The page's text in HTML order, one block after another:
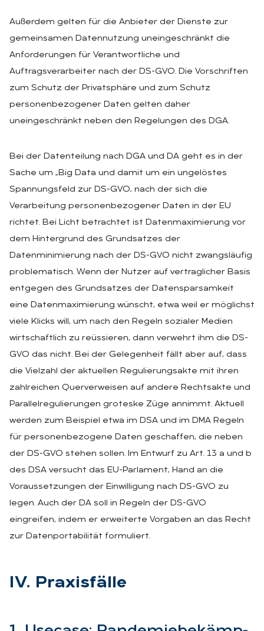
Außerdem gelten für die Anbieter der Dienste zur
gemeinsamen Datennutzung uneingeschränkt die
Anforderungen für Verantwortliche und
Auftragsverarbeiter nach der DS-GVO. Die Vorschriften
zum Schutz der Privatsphäre und zum Schutz
personenbezogener Daten gelten daher
uneingeschränkt neben den Regelungen des DGA.
Bei der Datenteilung nach DGA und DA geht es in der
Sache um „Big Data und damit um ein ungelöstes
Spannungsfeld zur DS-GVO, nach der sich die
Verarbeitung personenbezogener Daten in der EU
richtet. Bei Licht betrachtet ist Datenmaximierung vor
dem Hintergrund des Grundsatzes der
Datenminimierung nach der DS-GVO nicht zwangsläufig
problematisch. Wenn der Nutzer auf vertraglicher Basis
entgegen des Grundsatzes der Datensparsamkeit
eine Datenmaximierung wünscht, etwa weil er möglichst
viele Klicks will, um nach den Regeln sozialer Medien
wirtschaftlich zu reüssieren, dann verwehrt ihm die DS-
GVO das nicht. Bei der Gelegenheit fällt aber auf, dass
die Vielzahl der aktuellen Regulierungsakte mit ihren
zahlreichen Querverweisen auf andere Rechtsakte und
Parallelregulierungen groteske Züge annimmt. Aktuell
werden zum Beispiel etwa im DSA und im DMA Regeln
für personenbezogene Daten geschaffen, die neben
der DS-GVO stehen sollen. Im Entwurf zu Art. 13 a und b
des DSA versucht das EU-Parlament, Hand an die
Voraussetzungen der Einwilligung nach DS-GVO zu
legen. Auch der DA soll in Regeln der DS-GVO
eingreifen, indem er erweiterte Vorgaben an das Recht
zur Datenportabilität formuliert.
IV. Pra­xis­fäl­le